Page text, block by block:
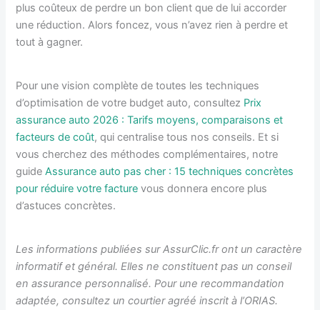
plus coûteux de perdre un bon client que de lui accorder
une réduction. Alors foncez, vous n’avez rien à perdre et
tout à gagner.
Pour une vision complète de toutes les techniques
d’optimisation de votre budget auto, consultez Prix
assurance auto 2026 : Tarifs moyens, comparaisons et
facteurs de coût, qui centralise tous nos conseils. Et si
vous cherchez des méthodes complémentaires, notre
guideAssurance auto pas cher : 15 techniques concrètes
pour réduire votre facture vous donnera encore plus
d’astuces concrètes.
Les informations publiées sur AssurClic.fr ont un caractère
informatif et général. Elles ne constituent pas un conseil
en assurance personnalisé. Pour une recommandation
adaptée, consultez un courtier agréé inscrit à l’ORIAS.